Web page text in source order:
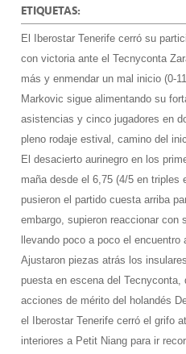
ETIQUETAS:
El Iberostar Tenerife cerró su
con victoria ante el Tecnyconta
más y enmendar un mal inicio (0-
Markovic sigue alimentando su
asistencias y cinco jugadores en
pleno rodaje estival, camino del
El desacierto aurinegro en los
maña desde el 6,75 (4/5 en triples
pusieron el partido cuesta arriba
embargo, supieron reaccionar con
llevando poco a poco el encuentro
Ajustaron piezas atrás los
puesta en escena del
acciones de mérito del holandés
el Iberostar Tenerife cerró el grifo
interiores a Petit Niang para ir